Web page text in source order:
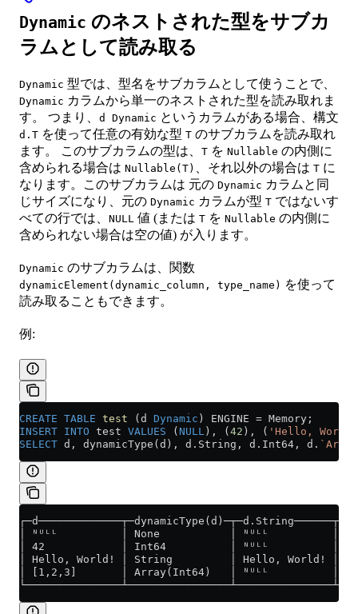
Dynamic のネストされた型をサブカ
ラムとして読み取る
Dynamic 型では、型名をサブカラムとして使うことで、
Dynamic カラムから単一のネストされた型を読み取れま
す。 つまり、 d Dynamic というカラムがある場合、構文
d.T を使って任意の有効な型 T のサブカラムを読み取れ
ます。 このサブカラムの型は、 T を Nullable の内側に
含められる場合は Nullable(T) 、それ以外の場合は T に
なります。このサブカラムは 元の Dynamic カラムと同
じサイズになり、元の Dynamic カラムが型 T ではないす
べての行では、 NULL 値 (または T を Nullable の内側に
含められない場合は空の値) が入ります。
Dynamic のサブカラムは、関数
dynamicElement(dynamic_column, type_name) を使って
読み取ることもできます。
例:
CREATE TABLE test (d Dynamic ) ENGINE = Memory;
INSERT INTO test VALUES ( NULL ), ( 42 ), ( 'Hello,
SELECT d, dynamicType(d), d . String , d . Int64 , d.
│ ᴺᵁᴸᴸ          │ None           │ ᴺᵁᴸᴸ
│ 42            │ Int64          │ ᴺᵁᴸᴸ
│ Hello, World! │ String         │ Hello,
│ [1,2,3]       │ Array(Int64)   │ ᴺᵁᴸᴸ